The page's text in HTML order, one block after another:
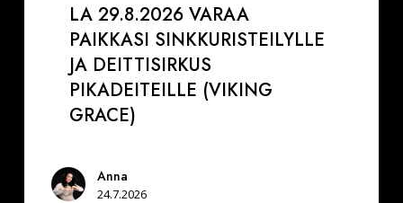
LA 29.8.2026 VARAA
PAIKKASI SINKKURISTEILYLLE
JA DEITTISIRKUS
PIKADEITEILLE (VIKING
GRACE)
Anna
24.7.2026